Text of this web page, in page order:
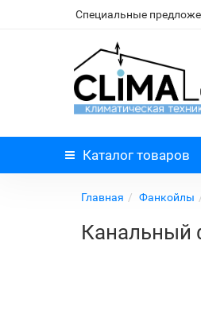
Специальные
Каталог товаров
Главная Фанкойлы
Канальный